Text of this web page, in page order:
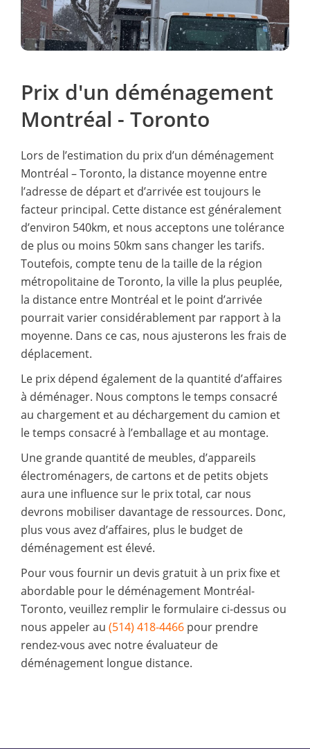
Prix d'un déménagement
Montréal - Toronto
Lors de l’estimation du prix d’un déménagement
Montréal – Toronto, la distance moyenne entre
l’adresse de départ et d’arrivée est toujours le
facteur principal. Cette distance est généralement
d’environ 540km, et nous acceptons une tolérance
de plus ou moins 50km sans changer les tarifs.
Toutefois, compte tenu de la taille de la région
métropolitaine de Toronto, la ville la plus peuplée,
la distance entre Montréal et le point d’arrivée
pourrait varier considérablement par rapport à la
moyenne. Dans ce cas, nous ajusterons les frais de
déplacement.
Le prix dépend également de la quantité d’affaires
à déménager. Nous comptons le temps consacré
au chargement et au déchargement du camion et
le temps consacré à l’emballage et au montage.
Une grande quantité de meubles, d’appareils
électroménagers, de cartons et de petits objets
aura une influence sur le prix total, car nous
devrons mobiliser davantage de ressources. Donc,
plus vous avez d’affaires, plus le budget de
déménagement est élevé.
Pour vous fournir un devis gratuit à un prix fixe et
abordable pour le déménagement Montréal-
Toronto, veuillez remplir le formulaire ci-dessus ou
nous appeler au (514) 418-4466 pour prendre
rendez-vous avec notre évaluateur de
déménagement longue distance.